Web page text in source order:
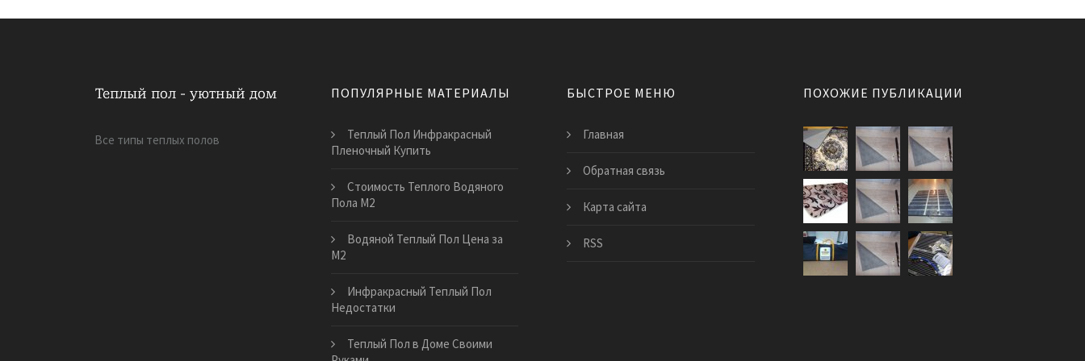
Все типы теплых полов
ПОПУЛЯРНЫЕ МАТЕРИАЛЫ
Теплый Пол Инфракрасный
Пленочный Купить
Стоимость Теплого Водяного
Пола М2
Водяной Теплый Пол Цена за
М2
Инфракрасный Теплый Пол
Недостатки
Теплый Пол в Доме Своими
БЫСТРОЕ МЕНЮ
Главная
Обратная связь
Карта сайта
RSS
ПОХОЖИЕ ПУБЛИКАЦИИ